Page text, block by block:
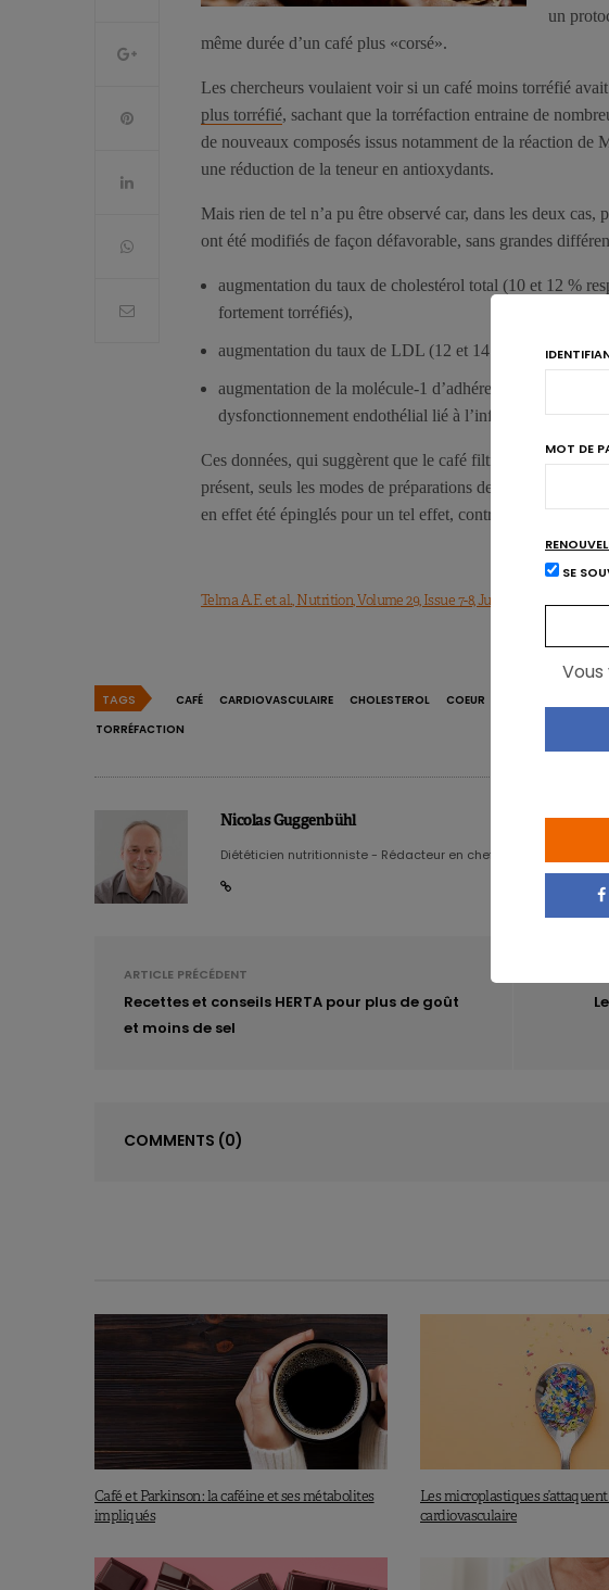
un
même durée d’un café plus «corsé».
Les chercheurs voulaient voir si un café moins torréfié
plus torréfié, sachant que la torréfaction entraine de
de nouveaux composés issus notamment de la réaction de
une réduction de la teneur en antioxydants.
Mais rien de tel n’a pu être observé car, dans les deux
ont été modifiés de façon défavorable, sans grandes
augmentation du taux de cholestérol total (10 et 12 %
fortement torréfiés),
augmentation du taux de LDL (12 et 14 %)
augmentation de la molécule-1 d’adhérence aux
dysfonctionnement endothélial lié à l’inflammation (18
Ces données, qui suggèrent que le café filtre augmente la
présent, seuls les modes de préparations de type café turc/
en effet été épinglés pour un tel effet, contrairement au
Telma A.F. et al., Nutrition, Volume 29, Issue 7-8, July-August 2013,
TAGS CAFÉ CARDIOVASCULAIRE CHOLESTEROL COEUR
TORRÉFACTION
Nicolas Guggenbühl
Diététicien nutritionniste - Rédacteur en chef - Partner & Senior
ARTICLE PRÉCÉDENT
Recettes et conseils HERTA pour plus de goût
et moins de sel
COMMENTS (0)
Café et Parkinson : la caféine et ses métabolites
impliqués
Les microplastiques
cardiovasculaire
MOT DE
SE